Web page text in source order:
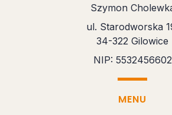
Szymon
ul. Starodworska
34-322 Gilowice
NIP: 5532456602
MENU